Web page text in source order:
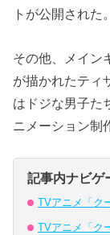
トが公開された。
その他、メイン
が描かれたティ
はドジな男子た
ニメーション制
記事内ナビゲ
TVアニメ「ク
TVアニメ「ク